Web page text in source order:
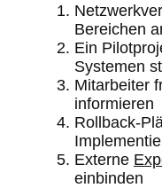
Bereichen
Ein
Systemen
Mitarbeiter
informieren
Rollback-
Externe
einbinden